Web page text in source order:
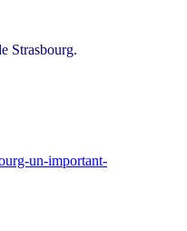
Strasbourg.
un-important-